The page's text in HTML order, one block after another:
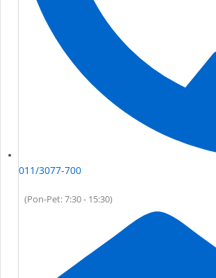
011/3077-700
(Pon-Pet: 7:30 - 15:30)